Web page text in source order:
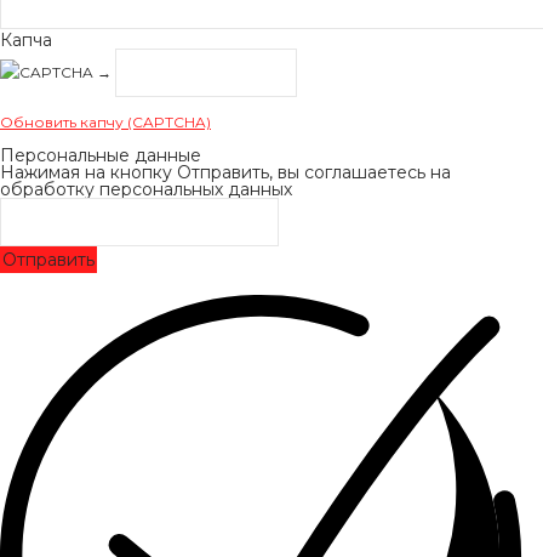
Капча
→
Обновить капчу (CAPTCHA)
Персональные данные
Нажимая на кнопку Отправить, вы соглашаетесь на
обработку персональных данных
Отправить